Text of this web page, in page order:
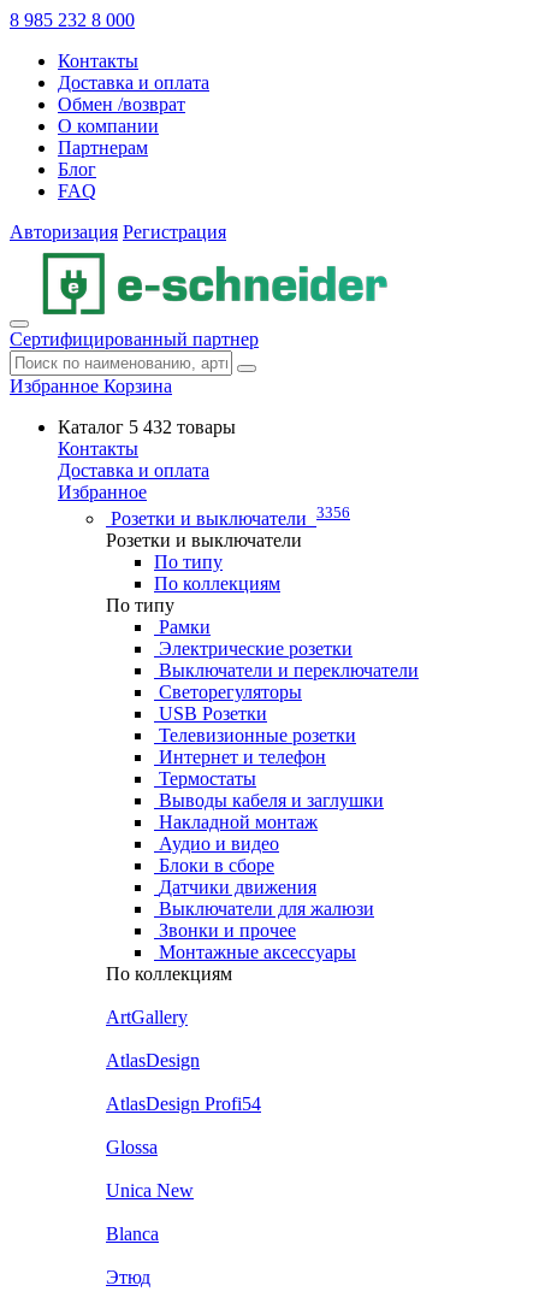
8 985 232 8 000
Контакты
Доставка и оплата
Обмен /возврат
О компании
Партнерам
Блог
FAQ
Авторизация Регистрация
Сертифицированный партнер
Избранное Корзина
Каталог 5 432 товары
Контакты
Доставка и оплата
Избранное
Розетки и выключатели 3356
Розетки и выключатели
По типу
По коллекциям
По типу
Рамки
Электрические розетки
Выключатели и переключатели
Светорегуляторы
USB Розетки
Телевизионные розетки
Интернет и телефон
Термостаты
Выводы кабеля и заглушки
Накладной монтаж
Аудио и видео
Блоки в сборе
Датчики движения
Выключатели для жалюзи
Звонки и прочее
Монтажные аксессуары
По коллекциям
ArtGallery
AtlasDesign
AtlasDesign Profi54
Glossa
Unica New
Blanca
Этюд